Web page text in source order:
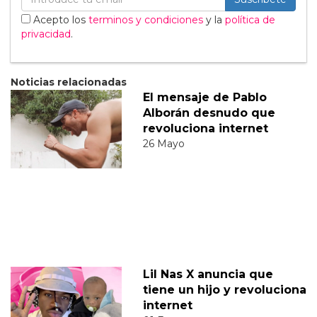
Acepto los terminos y condiciones y la política de
privacidad.
Noticias relacionadas
El mensaje de Pablo
Alborán desnudo que
revoluciona internet
26 Mayo
Lil Nas X anuncia que
tiene un hijo y revoluciona
internet